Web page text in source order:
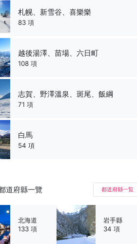
札幌、新雪谷、喜樂樂
83 項
越後湯澤、苗場、六日町
108 項
志賀、野澤溫泉、斑尾、飯綱
71 項
白馬
54 項
道府縣一覽 都道府縣一覧
北海道
133 項
岩手縣
34 項